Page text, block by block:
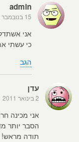
admin
15 בנובמבר 2009
אני
כי עשתי
הגב
עדן
2 בינואר 2011
אני מכינה
הסבר יותר
תודה מראש!